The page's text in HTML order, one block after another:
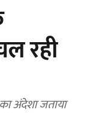
रही
अंदेशा जताया